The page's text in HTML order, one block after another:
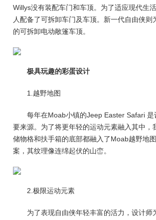
Willys没有装配车门和车顶。为了适应现代生
人配备了可拆卸车门及车顶。新一代自由侠则
的可拆卸电动敞篷车顶。
极具玩趣的彩蛋设计
1.越野地图
每年在Moab小镇的Jeep Easter Safari
要来源。为了将更年轻的运动元素融入其中，
储物格和扶手箱的底部都融入了Moab越野地
案，其纹理像连绵起伏的山峦。
2.极限运动元素
为了表现自由侠年轻丰富的活力，设计师